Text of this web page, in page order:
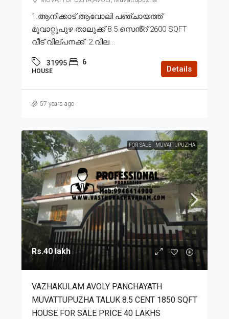
1.ആനിക്കാട് ആവോലി പഞ്ചായത്ത്
മൂവാറ്റുപുഴ താലൂക്ക് 8.5 സെൻ്റ് 2600 SQFT
വീട് വില്പനക്ക്. 2.വില...
31995 6
HOUSE Details
57 years ago
FOR SALE MUVATTUPUZHA
Rs.40 lakh
VAZHAKULAM AVOLY PANCHAYATH
MUVATTUPUZHA TALUK 8.5 CENT 1850 SQFT
HOUSE FOR SALE PRICE 40 LAKHS